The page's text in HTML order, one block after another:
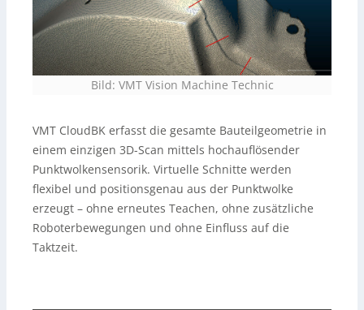
Bild: VMT Vision Machine Technic
VMT CloudBK erfasst die gesamte Bauteilgeometrie in
einem einzigen 3D-Scan mittels hochauflösender
Punktwolkensensorik. Virtuelle Schnitte werden
flexibel und positionsgenau aus der Punktwolke
erzeugt – ohne erneutes Teachen, ohne zusätzliche
Roboterbewegungen und ohne Einfluss auf die
Taktzeit.